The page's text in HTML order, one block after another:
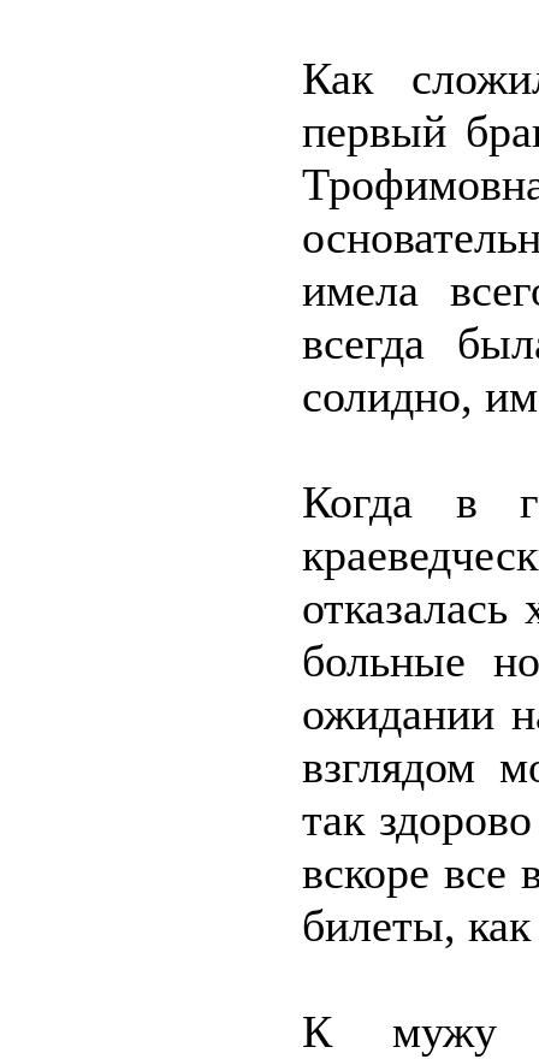
Как
первый
имела
всегда
солидно,
Когда в
больные
ожидании
взглядом
так
вскоре все
билеты,
К мужу